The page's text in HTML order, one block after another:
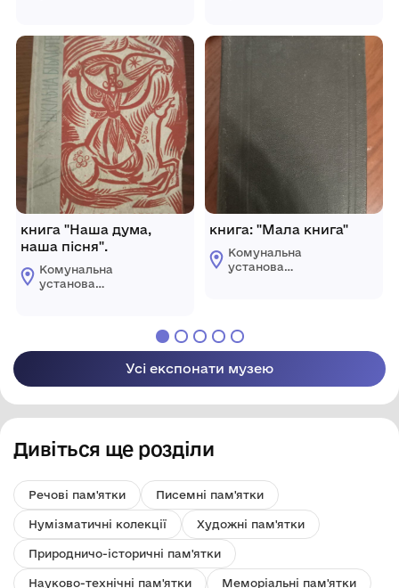
ім.Н.А.Присяжнюк"
книга "Наша дума,
наша пісня".
Комунальна
установа
ім.Н.А.Присяжнюк"
книга: "Мала книга"
Комунальна
установа
Усі експонати музею
Дивіться ще розділи
Речові пам'ятки Писемні пам'ятки
Нумізматичні колекції Художні пам'ятки
Природничо-історичні пам'ятки
Науково-технічні пам'ятки Меморіальні пам'ятки